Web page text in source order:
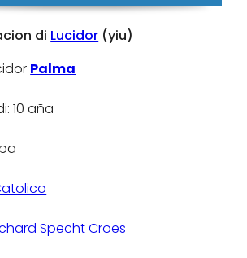
di Lucidor (yiu)
Palma
10 aña
Specht Croes